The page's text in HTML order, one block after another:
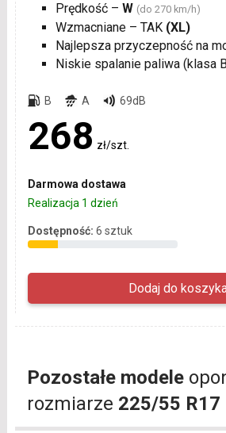
Prędkość – W (do 270 km/h)
Wzmacniane – TAK (XL)
Najlepsza przyczepność na
Niskie spalanie paliwa (klasa
B A 69dB
268 zł/szt.
Darmowa dostawa
Realizacja 1 dzień
Dostępność: 6 sztuk
Pozostałe modele
rozmiarze 225/55 R17